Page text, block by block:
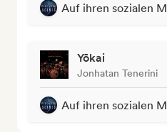
Auf ihren sozialen
Yōkai
Jonhatan Tenerini
Auf ihren sozialen